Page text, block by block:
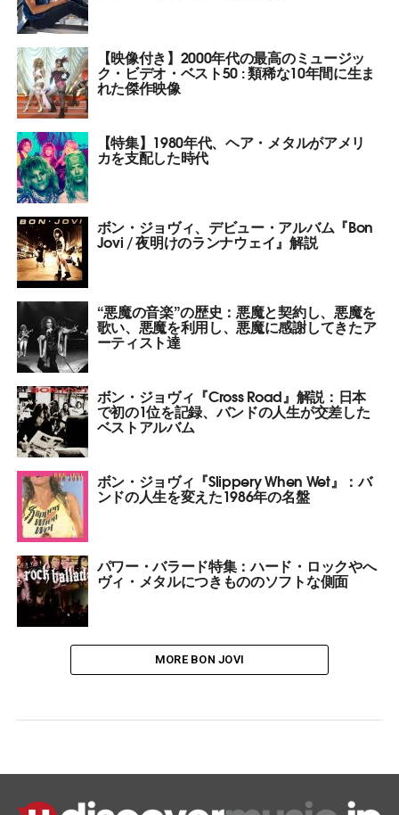
【映像付き】2000年代の最高のミュージッ
ク・ビデオ・ベスト50 : 類稀な10年間に生ま
れた傑作映像
【特集】1980年代、ヘア・メタルがアメリ
カを支配した時代
ボン・ジョヴィ、デビュー・アルバム『Bon
Jovi / 夜明けのランナウェイ』解説
“悪魔の音楽”の歴史：悪魔と契約し、悪魔を
歌い、悪魔を利用し、悪魔に感謝してきたア
ーティスト達
ボン・ジョヴィ『Cross Road』解説：日本
で初の1位を記録、バンドの人生が交差した
ベストアルバム
ボン・ジョヴィ『Slippery When Wet』：バ
ンドの人生を変えた1986年の名盤
パワー・バラード特集：ハード・ロックやへ
ヴィ・メタルにつきもののソフトな側面
MORE BON JOVI